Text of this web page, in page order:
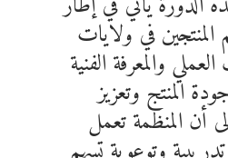
في ولايات
والمعرفة الفنية
المنتج وتعزيز
أن المنظمة تعمل